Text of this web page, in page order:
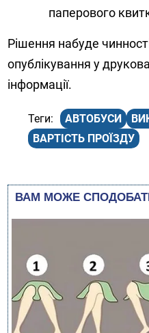
паперового
Рішення набуде
опублікування у
інформації.
АВТОБУСИ
ВАРТІСТЬ ПРОЇЗДУ